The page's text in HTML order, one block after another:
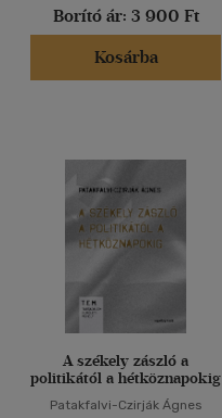
Borító ár: 3 900 Ft
Kosárba
A székely zászló a
politikától a hétköznapokig
Patakfalvi-Czirják Ágnes